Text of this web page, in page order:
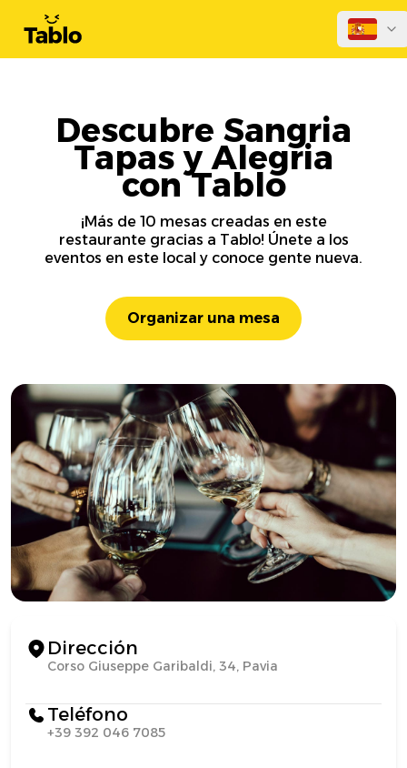
Descubre Sangria
Tapas y Alegria
con Tablo
¡Más de 10 mesas creadas en este
restaurante gracias a Tablo! Únete a los
eventos en este local y conoce gente nueva.
Organizar una mesa
Dirección
Corso Giuseppe Garibaldi, 34, Pavia
Teléfono
+39 392 046 7085